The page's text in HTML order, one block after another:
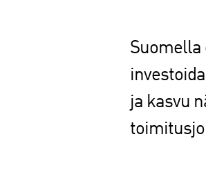
Suomella
ja kasvu